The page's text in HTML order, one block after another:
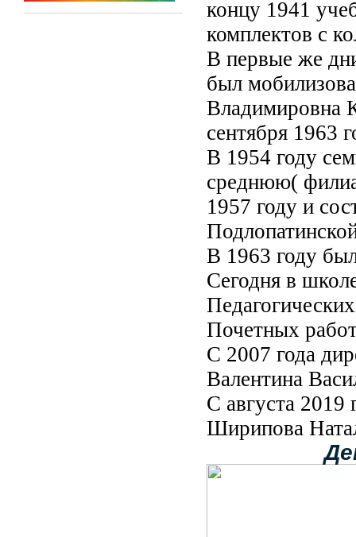
концу 1941
комплектов с
В первые же
был
Владимировна
сентября 1963
В 1954 году
среднюю(
1957 году и
В 1963 году
Сегодня в
Почетных
С 2007 года
Валентина
С августа 2019
Ширипова